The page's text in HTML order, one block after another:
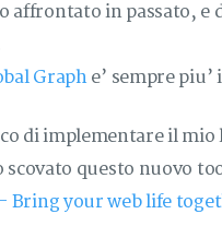
affrontato in passato, e
Graphe’ sempre
di implementare il
scovato questo nuovo
- Bring your web life